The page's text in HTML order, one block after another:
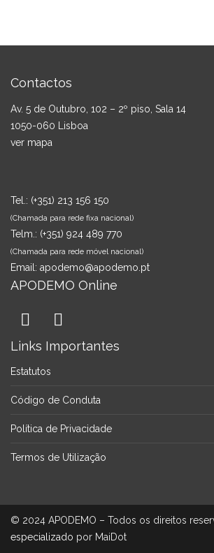
Contactos
Av. 5 de Outubro, 102 – 2º piso, Sala 14
1050-060 Lisboa
ver mapa
Tel.: (+351) 213 156 150
(Chamada para rede fixa nacional)
Telm.: (+351) 924 489 770
(Chamada para rede móvel nacional)
Email: apodemo@apodemo.pt
APODEMO Online
Links Importantes
Estatutos
Código de Conduta
Política de Privacidade
Termos de Utilização
© 2024 APODEMO – Todos os direitos
especializado por MaiDot